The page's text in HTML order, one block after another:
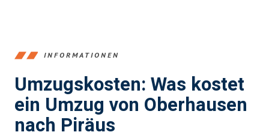
INFORMATIONEN
Umzugskosten: Was kostet
ein Umzug von Oberhausen
nach Piräus